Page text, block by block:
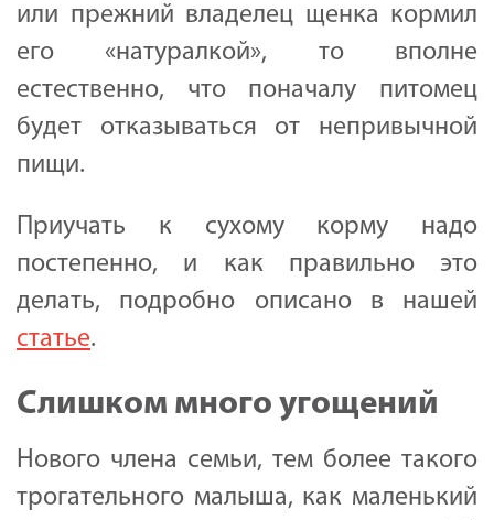
или прежний владелец щенка кормил
его «натуралкой», то вполне
естественно, что поначалу питомец
будет отказываться от непривычной
пищи.
Приучать к сухому корму надо
постепенно, и как правильно это
делать, подробно описано в нашей
статье.
Слишком много угощений
Нового члена семьи, тем более такого
трогательного малыша, как маленький